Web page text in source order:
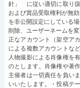
針」 に従い適切に取り
および賞品受取権利が無
を非公開設定にしている
削除、ユーザーネームを
正なアカウント（架空ア
による複数アカウントな
人物撮影による肖像権を
のとします。肖像権や著
主催者は一切責任を負い
いいたします。・投稿テ